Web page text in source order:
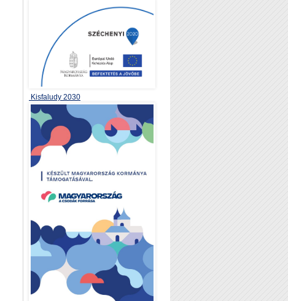
Kisfaludy 2030